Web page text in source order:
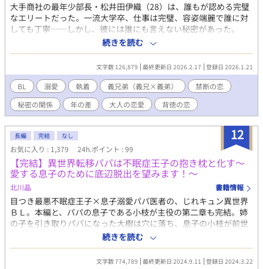
大手商社の最年少部長・松井田伊織（28）は、誰もが認める完璧
なエリートだった。一流大学卒、仕事は完璧、容姿端麗で誰に対
しても丁寧――しかし、彼には誰にも言えない秘密があった。
「女性を抱けない」 今までの恋人とは、全て最後の段階で身体が
反応せず破局。特に1年交際した元カノ・綾との別れは辛かった。
医者からは「器質的問題なし、心因性勃起障害」と診断された
が、原因は不明。「このまま一生、誰も抱けないのか」という絶
望を抱えていた。 破局から三日後、職場の飲み会を断って一人で
バーへ。隣の席に座った美女「ちか」に、生まれて初めて身体が
激しく反応した。胸元の大きく開いたワンピース、低くハスキー
な声、どこか義弟に似た雰囲気――。 酔った勢いで弱みを曝け出
すと、「試してみます？」と誘われ、運命的な一夜を過ごす。何
度も絶頂を迎え、28歳にして初めて童貞を捨てた――。 しかし翌
朝、シャワーから出てきたのは義弟の千景だった。 「兄さんが女
を抱けるようになるまで、僕が治してあげる」 女装した義弟の甘
い誘惑に、伊織は抗えない。週に二回の密会、激しい夜、募る執
着――完璧を装ってきた男が、不完全な愛に溺れていく。 禁断の
関係の先に待つものは、破滅か、それとも――？
続きを読む
文字数 126,879 最終更新日 2026.2.17 登録日 2026.1.21
BL 溺愛 執着 義兄弟（義兄×義弟）
禁断の恋
秘密の関係
年の差 大人の恋愛 背徳の恋
12
長編 完結 なし
お気に入り : 1,379 24h.ポイント : 99
【完結】異世界転移パパは不眠症王子の抱き枕と化す～
愛する息子のために底辺脱出を望みます！～
北川晶 書籍情報
目つき最悪不眠症王子×息子溺愛パパ医者の、じれキュン異世界
ＢＬ。本編と、パパの息子である小枝が主役の第二章も完結。姉
の子を引き取りパパになった大樹は穴に落ち、息子の小枝が前世
で過ごした異世界に転移した。戸惑いながらも、医者の知識と自
身の麻酔効果スキル『スリーパー』小枝の清浄化スキル『クリー
ン』で人助けをするが。ひょんなことから奴隷堕ちしてしまう。
続きを読む
文字数 774,789 最終更新日 2024.9.11 登録日 2024.3.22